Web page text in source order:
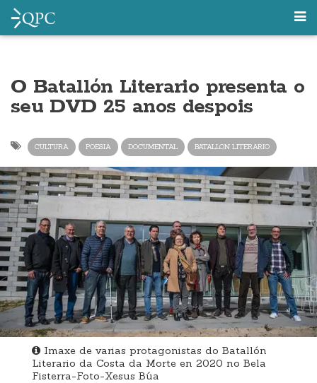
O Batallón Literario presenta o
seu DVD 25 anos despois
CULTURA POESIA DOCUMENTAL BATALLON LITERARIO
Imaxe de varias protagonistas do Batallón
Literario da Costa da Morte en 2020 no Bela
Fisterra-Foto-Xesus Búa